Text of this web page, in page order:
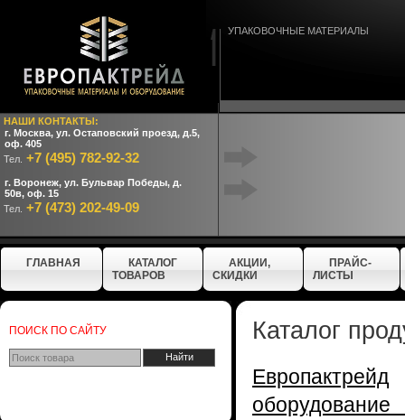
НАШИ КОНТАКТЫ:
г. Москва, ул. Остаповский проезд, д.5,
оф. 405
Тел. +7 (495) 782-92-32
г. Воронеж, ул. Бульвар Победы, д.
50в, оф. 15
Тел. +7 (473) 202-49-09
УПАКОВОЧНЫЕ МАТЕРИАЛЫ
ГЛАВНАЯ
КАТАЛОГ
ТОВАРОВ
АКЦИИ,
СКИДКИ
ПРАЙС-
ЛИСТЫ
ПОИСК ПО САЙТУ Каталог
Европактрейд